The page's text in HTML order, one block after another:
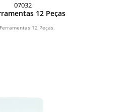
07032
12 Peças
12 Peças.